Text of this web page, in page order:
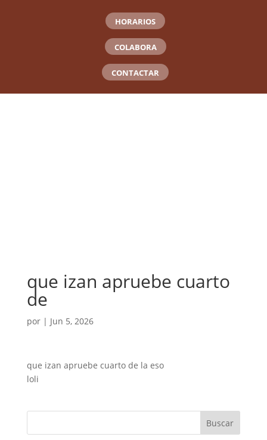
HORARIOS
COLABORA
CONTACTAR
que izan apruebe cuarto
de
por | Jun 5, 2026
que izan apruebe cuarto de la eso
loli
Buscar